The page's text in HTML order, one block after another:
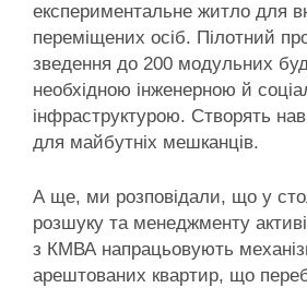
експериментальне житло для
переміщених осіб. Пілотний
зведення до 200 модульних
необхідною інженерною й
інфраструктурою. Створять
для майбутніх мешканців.
А ще, ми розповідали, що у
розшуку та менеджменту
з КМВА напрацьовують
арештованих квартир, що